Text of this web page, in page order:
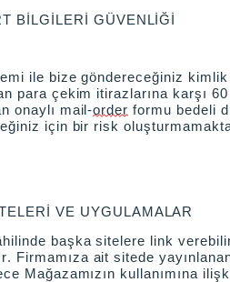
BİLGİLERİ GÜVENLİĞİ
ile bize göndereceğiniz
para çekim itirazlarına karşı
onaylı mail-order formu bedeli
için bir risk
VE UYGULAMALAR
başka sitelere link
Firmamıza ait sitede
Mağazamızın kullanımına